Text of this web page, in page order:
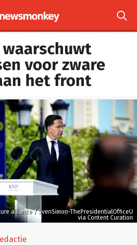

waarschuwt
voor zware
het front
alliance / SvenSimon-ThePresidentialOfficeU
via Content Curation